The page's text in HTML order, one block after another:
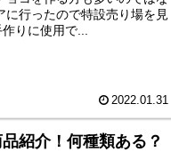
に行ったので特設売り場を見
りに使用で...
2022.01.31
紹介！何種類ある？